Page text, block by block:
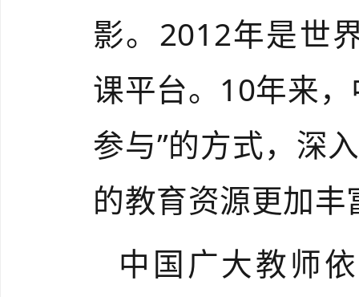
影。 2012年是世
课平台。10年来
参与”的方式，深
的教育资源更加丰
中国广大教师